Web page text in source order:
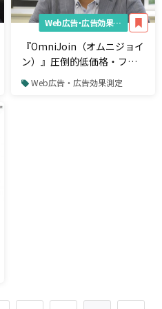
Web広告・広告効果測定
『OmniJoin（オムニジョイ
ン）』圧倒的低価格・フル
HDのクラウド型Web会議シ
Web広告・広告効果測定